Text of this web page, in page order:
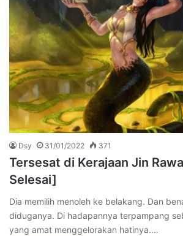
Dsy 31/01/2022 371
Tersesat di Kerajaan Jin
Selesai]
Dia memilih menoleh ke belakang. Dan
diduganya. Di hadapannya terpampang
yang amat menggelorakan hatinya.…